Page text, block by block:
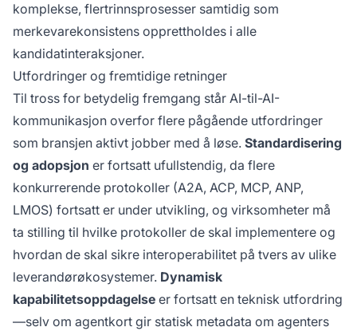
komplekse, flertrinnsprosesser samtidig som
merkevarekonsistens opprettholdes i alle
kandidatinteraksjoner.
Utfordringer og fremtidige retninger
Til tross for betydelig fremgang står AI-til-AI-
kommunikasjon overfor flere pågående utfordringer
som bransjen aktivt jobber med å løse. Standardisering
og adopsjon er fortsatt ufullstendig, da flere
konkurrerende protokoller (A2A, ACP, MCP, ANP,
LMOS) fortsatt er under utvikling, og virksomheter må
ta stilling til hvilke protokoller de skal implementere og
hvordan de skal sikre interoperabilitet på tvers av ulike
leverandørøkosystemer. Dynamisk
kapabilitetsoppdagelse er fortsatt en teknisk utfordring
—selv om agentkort gir statisk metadata om agenters